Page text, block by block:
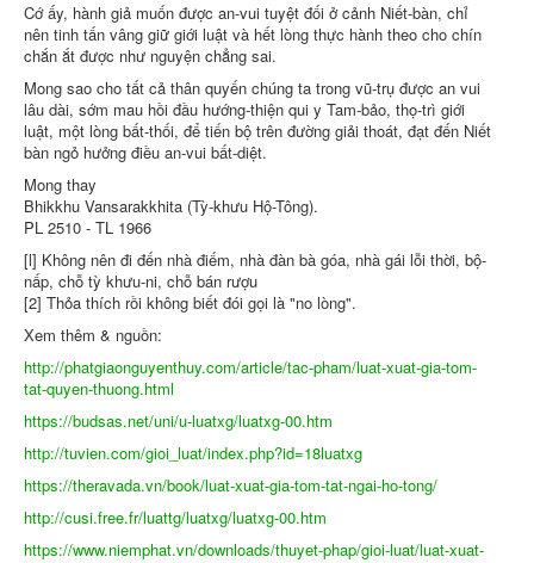
Cớ ấy, hành giả muốn được an-vui tuyệt đối ở cảnh Niết-bàn, chỉ
nên tinh tấn vâng giữ giới luật và hết lòng thực hành theo cho chín
chắn ắt được như nguyện chẳng sai.
Mong sao cho tất cả thân quyến chúng ta trong vũ-trụ được an vui
lâu dài, sớm mau hồi đầu hướng-thiện qui y Tam-bảo, thọ-trì giới
luật, một lòng bất-thối, để tiến bộ trên đường giải thoát, đạt đến Niết
bàn ngỏ hưởng điều an-vui bất-diệt.
Mong thay
Bhikkhu Vansarakkhita (Tỳ-khưu Hộ-Tông).
PL 2510 - TL 1966
[l] Không nên đi đến nhà điếm, nhà đàn bà góa, nhà gái lỗi thời, bộ-
nấp, chỗ tỳ khưu-ni, chỗ bán rượu
[2] Thỏa thích rồi không biết đói gọi là "no lòng".
Xem thêm & nguồn:
http://phatgiaonguyenthuy.com/article/tac-pham/luat-xuat-gia-tom-
tat-quyen-thuong.html
https://budsas.net/uni/u-luatxg/luatxg-00.htm
http://tuvien.com/gioi_luat/index.php?id=18luatxg
https://theravada.vn/book/luat-xuat-gia-tom-tat-ngai-ho-tong/
http://cusi.free.fr/luattg/luatxg/luatxg-00.htm
https://www.niemphat.vn/downloads/thuyet-phap/gioi-luat/luat-xuat-